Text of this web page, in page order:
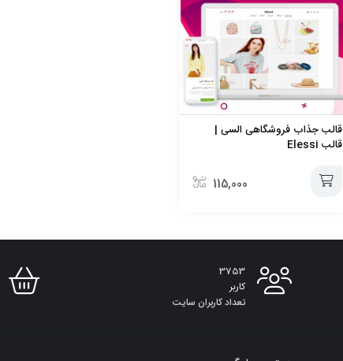
قالب جذاب فروشگاهی السی |
قالب Elessi
115,000
3753
کاربر
تعداد کاربران سایت